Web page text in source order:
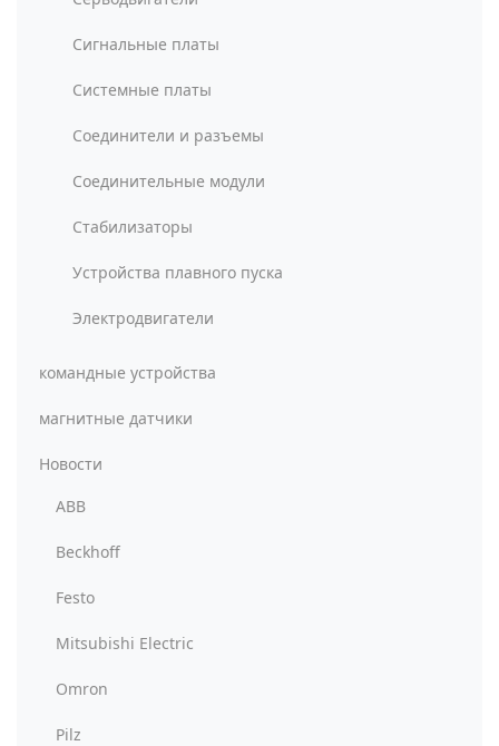
Сигнальные платы
Системные платы
Соединители и разъемы
Соединительные модули
Стабилизаторы
Устройства плавного пуска
Электродвигатели
командные устройства
магнитные датчики
Новости
ABB
Beckhoff
Festo
Mitsubishi Electric
Omron
Pilz